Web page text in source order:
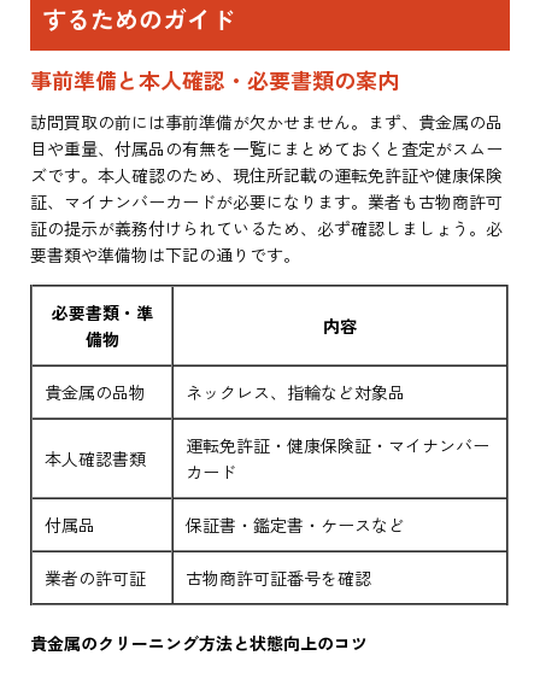
するためのガイド
事前準備と本人確認・必要書類の案内
訪問買取の前には事前準備が欠かせません。まず、貴金属の品
目や重量、付属品の有無を一覧にまとめておくと査定がスムー
ズです。本人確認のため、現住所記載の運転免許証や健康保険
証、マイナンバーカードが必要になります。業者も古物商許可
証の提示が義務付けられているため、必ず確認しましょう。必
要書類や準備物は下記の通りです。
必要書類・準
備物
内容
貴金属の品物 ネックレス、指輪など対象品
本人確認書類
運転免許証・健康保険証・マイナンバー
カード
付属品 保証書・鑑定書・ケースなど
業者の許可証 古物商許可証番号を確認
貴金属のクリーニング方法と状態向上のコツ